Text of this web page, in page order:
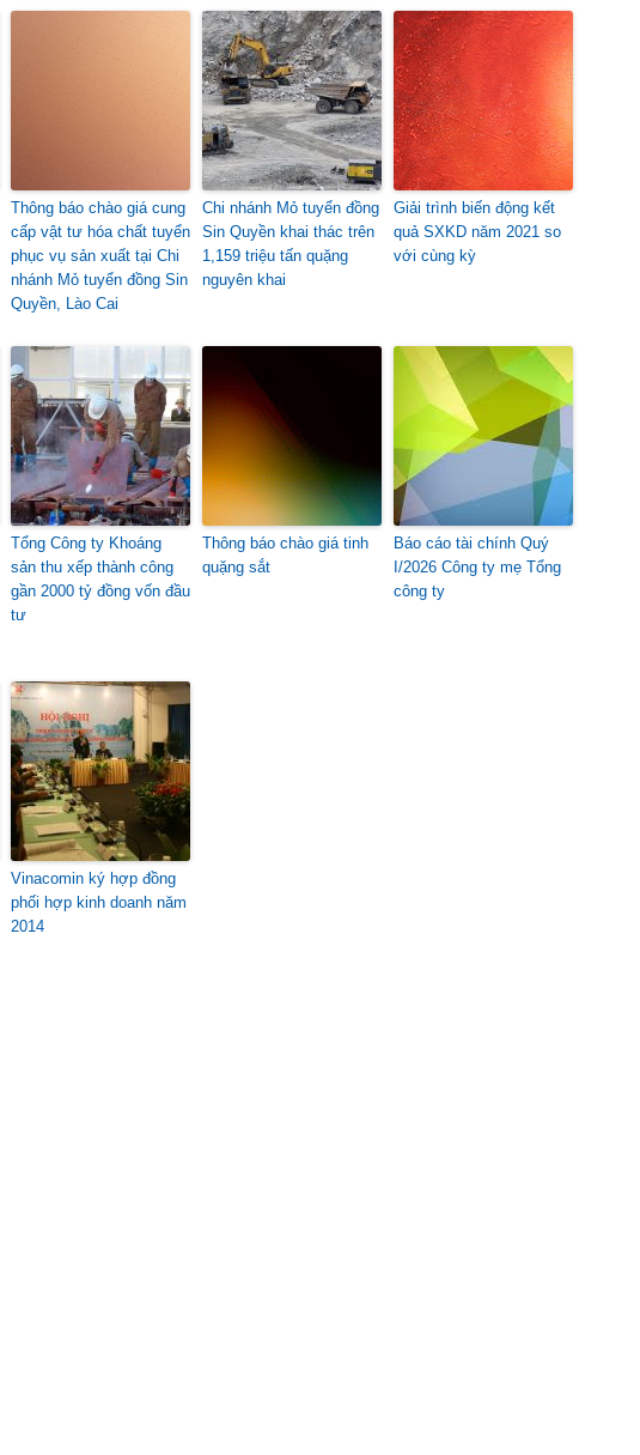
Thông báo chào giá cung
cấp vật tư hóa chất tuyển
phục vụ sản xuất tại Chi
nhánh Mỏ tuyển đồng Sin
Quyền, Lào Cai
Chi nhánh Mỏ tuyển đồng
Sin Quyền khai thác trên
1,159 triệu tấn quặng
nguyên khai
Giải trình biến động kết
quả SXKD năm 2021 so
với cùng kỳ
Tổng Công ty Khoáng
sản thu xếp thành công
gần 2000 tỷ đồng vốn đầu
tư
Thông báo chào giá tinh
quặng sắt
Báo cáo tài chính Quý
I/2026 Công ty mẹ Tổng
công ty
Vinacomin ký hợp đồng
phối hợp kinh doanh năm
2014